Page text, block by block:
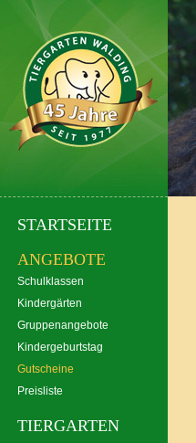
STARTSEITE
ANGEBOTE
Schulklassen
Kindergärten
Gruppenangebote
Kindergeburtstag
Gutscheine
Preisliste
TIERGARTEN